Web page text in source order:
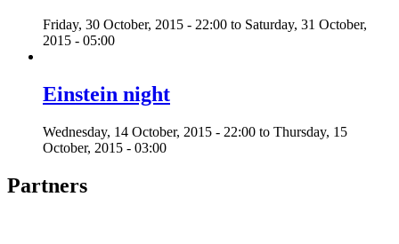
Friday, 30 October, 2015 - 22:00 to Saturday, 31 October,
2015 - 05:00
Einstein night
Wednesday, 14 October, 2015 - 22:00 to Thursday, 15
October, 2015 - 03:00
Partners